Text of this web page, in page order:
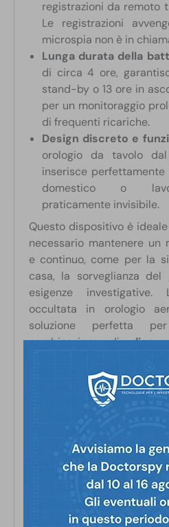
registrazioni da remoto
Le registrazioni
microspia non è in
Lunga durata della
di circa 4 ore,
stand-by o 13 ore in
per un monitoraggio
di frequenti ricariche.
Design discreto e
orologio da tavolo
inserisce
domestico o
praticamente invisibile.
Questo dispositivo è
necessario mantenere un
e continuo, come per la
casa, la sorveglianza
esigenze
occultata in orologio
soluzione perfetta
combinazione di
Il dispositivo è
Tim, Wind Tre, Vodafone.
migliore
Se haidubbi o
servizio tecnico
Whatsappal348 01
guidarti nella scelta del